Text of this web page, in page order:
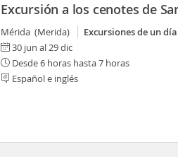
Excursión a los cenotes de
Mérida (Merida)
Excursiones de un día
30 jun al 29 dic
Desde 6 horas hasta 7 horas
Español e inglés